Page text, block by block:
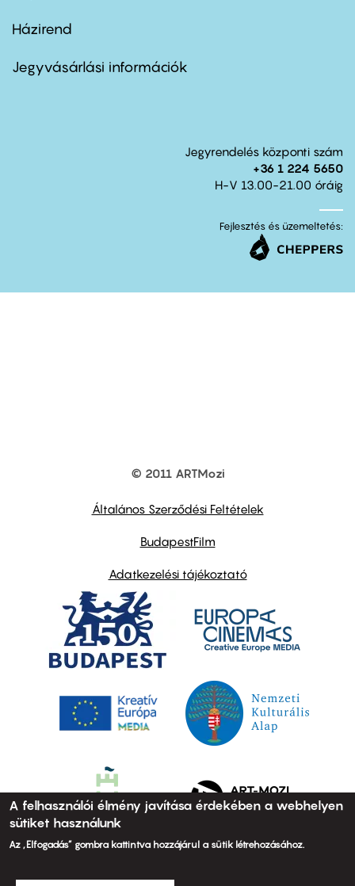
Footer
second
Házirend
Jegyvásárlási információk
Jegyrendelés központi szám
+36 1 224 5650
H-V 13.00-21.00 óráig
Fejlesztés és üzemeltetés:
© 2011 ARTMozi
Általános Szerződési Feltételek
BudapestFilm
Adatkezelési tájékoztató
A felhasználói élmény javítása érdekében a webhelyen
sütiket használunk
Az „Elfogadás” gombra kattintva hozzájárul a sütik létrehozásához.